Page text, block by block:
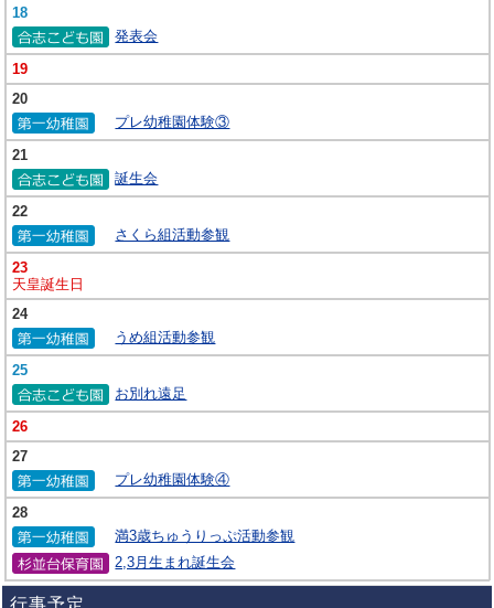
18
発表会
19
20
プレ幼稚園体験③
21
誕生会
22
さくら組活動参観
23
天皇誕生日
24
うめ組活動参観
25
お別れ遠足
26
27
プレ幼稚園体験④
28
満3歳ちゅうりっぷ活動参観
2,3月生まれ誕生会
行事予定